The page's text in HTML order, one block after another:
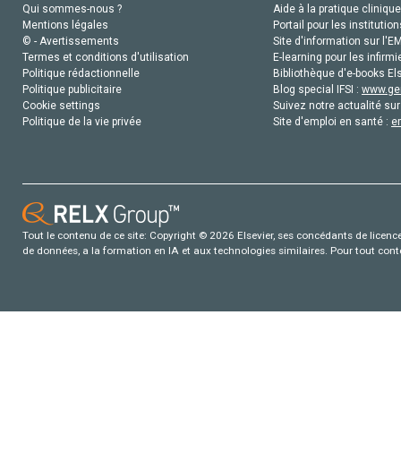
Qui sommes-nous ?
Mentions légales
© - Avertissements
Termes et conditions d'utilisation
Politique rédactionnelle
Politique publicitaire
Cookie settings
Politique de la vie privée
Aide à la pratique
Portail pour les
Site d'information sur
E-learning pour les
Bibliothèque d'e-books
Blog special IFSI :
Suivez notre actualité
Site d'emploi en santé :
Tout le contenu de ce site: Copyright © 2026 Elsevier, ses concédants de
de données, a la formation en IA et aux technologies similaires. Pour tout